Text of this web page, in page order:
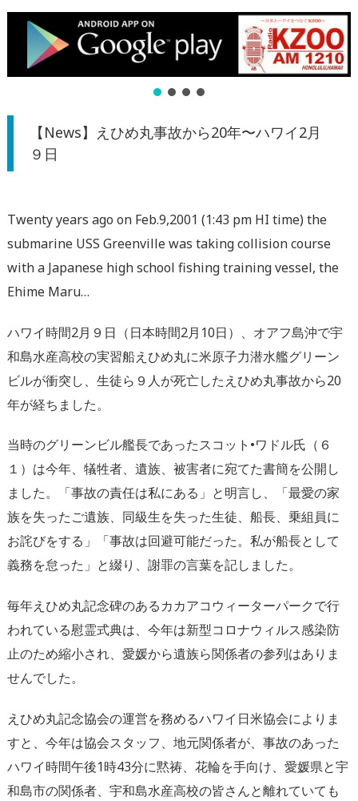
【News】えひめ丸事故から20年〜ハワイ2月
９日
Twenty years ago on Feb.9,2001 (1:43 pm HI time) the
submarine USS Greenville was taking collision course
with a Japanese high school fishing training vessel, the
Ehime Maru…
ハワイ時間2月９日（日本時間2月10日）、オアフ島沖で宇
和島水産高校の実習船えひめ丸に米原子力潜水艦グリーン
ビルが衝突し、生徒ら９人が死亡したえひめ丸事故から20
年が経ちました。
当時のグリーンビル艦長であったスコット•ワドル氏（６
１）は今年、犠牲者、遺族、被害者に宛てた書簡を公開し
ました。「事故の責任は私にある」と明言し、「最愛の家
族を失ったご遺族、同級生を失った生徒、船長、乗組員に
お詫びをする」「事故は回避可能だった。私が船長として
義務を怠った」と綴り、謝罪の言葉を記しました。
毎年えひめ丸記念碑のあるカカアコウィーターパークで行
われている慰霊式典は、今年は新型コロナウィルス感染防
止のため縮小され、愛媛から遺族ら関係者の参列はありま
せんでした。
えひめ丸記念協会の運営を務めるハワイ日米協会によりま
すと、今年は協会スタッフ、地元関係者が、事故のあった
ハワイ時間午後1時43分に黙祷、花輪を手向け、愛媛県と宇
和島市の関係者、宇和島水産高校の皆さんと離れていても